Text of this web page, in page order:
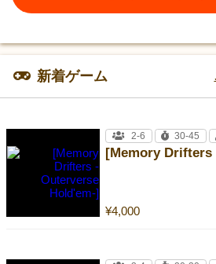
新着ゲーム
¥4,000
2-6 30-45